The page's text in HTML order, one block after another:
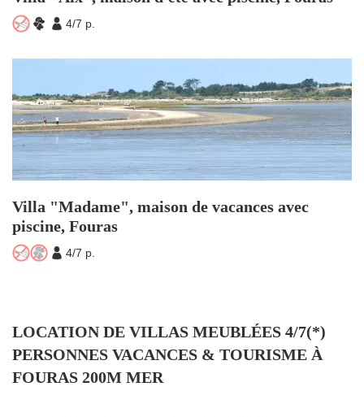
Villa "Madame", maison de vacances avec
piscine, Fouras
LOCATION DE VILLAS MEUBLÉES 4/7(*)
PERSONNES VACANCES & TOURISME À
FOURAS 200M MER